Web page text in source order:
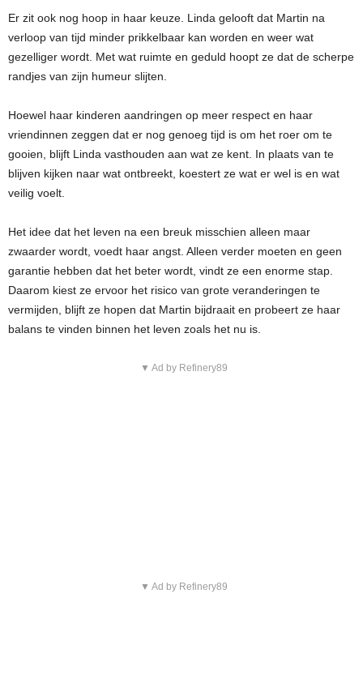
Er zit ook nog hoop in haar keuze. Linda gelooft dat Martin na
verloop van tijd minder prikkelbaar kan worden en weer wat
gezelliger wordt. Met wat ruimte en geduld hoopt ze dat de scherpe
randjes van zijn humeur slijten.
Hoewel haar kinderen aandringen op meer respect en haar
vriendinnen zeggen dat er nog genoeg tijd is om het roer om te
gooien, blijft Linda vasthouden aan wat ze kent. In plaats van te
blijven kijken naar wat ontbreekt, koestert ze wat er wel is en wat
veilig voelt.
Het idee dat het leven na een breuk misschien alleen maar
zwaarder wordt, voedt haar angst. Alleen verder moeten en geen
garantie hebben dat het beter wordt, vindt ze een enorme stap.
Daarom kiest ze ervoor het risico van grote veranderingen te
vermijden, blijft ze hopen dat Martin bijdraait en probeert ze haar
balans te vinden binnen het leven zoals het nu is.
▼ Ad by Refinery89
▼ Ad by Refinery89